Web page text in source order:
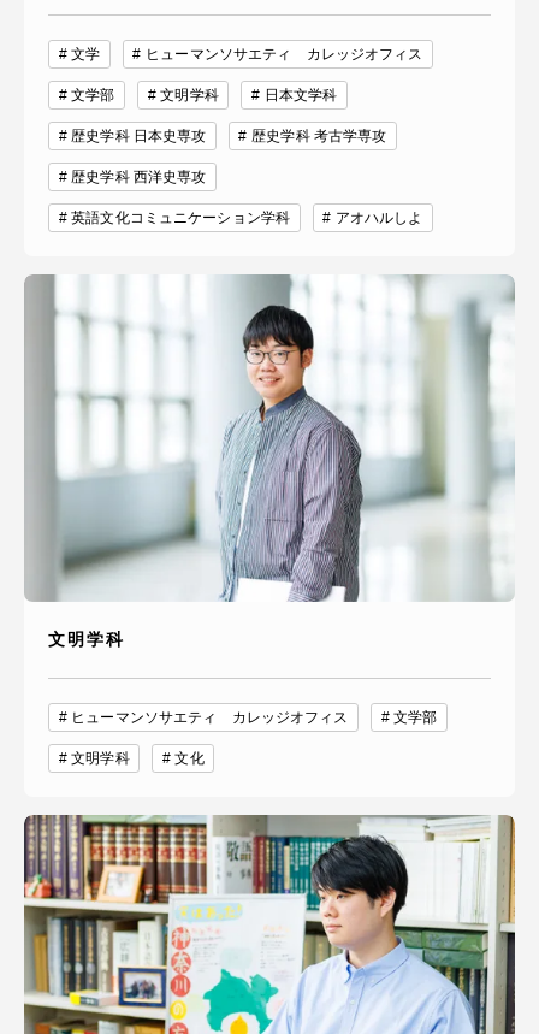
文学 ヒューマンソサエティ カレッジオフィス
文学部 文明学科 日本文学科
歴史学科 日本史専攻 歴史学科 考古学専攻
歴史学科 西洋史専攻
英語文化コミュニケーション学科 アオハルしよ
文明学科
ヒューマンソサエティ カレッジオフィス 文学部
文明学科 文化